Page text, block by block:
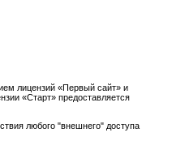
лицензий «Первый сайт» и
«Старт» предоставляется
любого "внешнего" доступа